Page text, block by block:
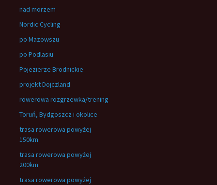
nad morzem
Nordic Cycling
po Mazowszu
po Podlasiu
Pojezierze Brodnickie
projekt Dojczland
rowerowa rozgrzewka/trening
Toruń, Bydgoszcz i okolice
trasa rowerowa powyżej
150km
trasa rowerowa powyżej
200km
trasa rowerowa powyżej